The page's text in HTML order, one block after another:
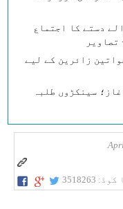
دستے کا اجتماع
زائرین کے لیے
سینکڑوں طلبہ
کوڈ: 3518263